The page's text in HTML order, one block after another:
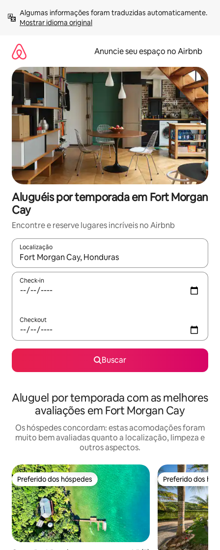
para
Mostrar idioma original
Anuncie seu espaço no Airbnb
Aluguéis por temporada em Fort Morgan
Cay
Encontre e reserve lugares incríveis no Airbnb
Localização
Quando os resultados estiverem disponíveis, explore-os
Check-in
Checkout
Buscar
Aluguel por temporada com as melhores
avaliações em Fort Morgan Cay
Os hóspedes concordam: estas acomodações foram
muito bem avaliadas quanto a localização, limpeza e
outros aspectos.
Preferido dos hóspedes
Preferido dos hóspedes Preferido dos
Preferido dos